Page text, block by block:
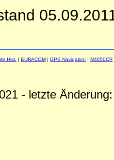
Hist. | EURACOM | GPS Navigation | M4650CR
- letzte